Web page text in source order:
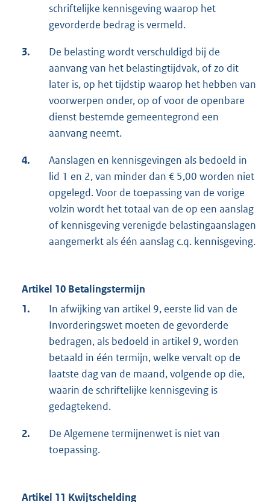
schriftelijke kennisgeving waarop het
gevorderde bedrag is vermeld.
3.
De belasting wordt verschuldigd bij de
aanvang van het belastingtijdvak, of zo dit
later is, op het tijdstip waarop het hebben van
voorwerpen onder, op of voor de openbare
dienst bestemde gemeentegrond een
aanvang neemt.
4.
Aanslagen en kennisgevingen als bedoeld in
lid 1 en 2, van minder dan € 5,00 worden niet
opgelegd. Voor de toepassing van de vorige
volzin wordt het totaal van de op een aanslag
of kennisgeving verenigde belastingaanslagen
aangemerkt als één aanslag c.q. kennisgeving.
Artikel 10 Betalingstermijn
1.
In afwijking van artikel 9, eerste lid van de
Invorderingswet moeten de gevorderde
bedragen, als bedoeld in artikel 9, worden
betaald in één termijn, welke vervalt op de
laatste dag van de maand, volgende op die,
waarin de schriftelijke kennisgeving is
gedagtekend.
2.
De Algemene termijnenwet is niet van
toepassing.
Artikel 11 Kwijtschelding